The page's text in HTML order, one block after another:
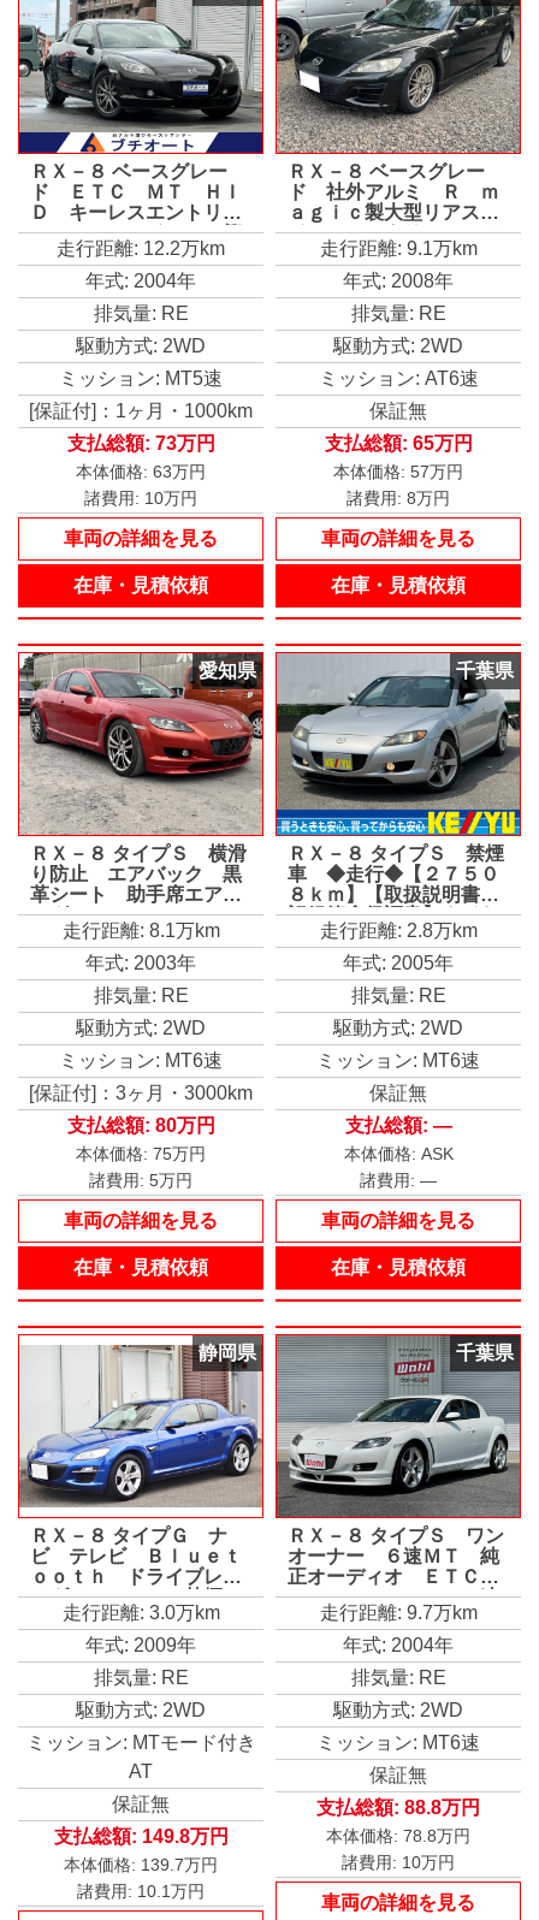
ＲＸ－８ ベースグレー
ド ＥＴＣ ＭＴ ＨＩ
Ｄ キーレスエントリ
ー アルミホイール 衝
突安全ボディ ＡＢＳ
ＥＳＣ ＣＤ ＭＤ カ
セット エアコン パワ
ーステアリング パワー
ウィンドウ
走行距離: 12.2万km
年式: 2004年
排気量: RE
駆動方式: 2WD
ミッション: MT5速
[保証付]：1ヶ月・1000km
支払総額: 73万円
本体価格: 63万円
諸費用: 10万円
車両の詳細を見る
在庫・見積依頼
ＲＸ－８ ベースグレー
ド 社外アルミ Ｒ ｍ
ａｇｉｃ製大型リアスポ
イラーロータリーエンジ
ン 社外ナビ 地デジＢ
ｌｕｅｔｏｏｔｈ
走行距離: 9.1万km
年式: 2008年
排気量: RE
駆動方式: 2WD
ミッション: AT6速
保証無
支払総額: 65万円
本体価格: 57万円
諸費用: 8万円
車両の詳細を見る
在庫・見積依頼
愛知県
ＲＸ－８ タイプＳ 横滑
り防止 エアバック 黒
革シート 助手席エアバ
ッグ ＡＡＣ ＰＳ Ｐ
Ｗ リモコンキー 衝突
安全ボディ ＡＢＳ ロ
－ダウン 寒冷地仕様車
走行距離: 8.1万km
年式: 2003年
排気量: RE
駆動方式: 2WD
ミッション: MT6速
[保証付]：3ヶ月・3000km
支払総額: 80万円
本体価格: 75万円
諸費用: 5万円
車両の詳細を見る
在庫・見積依頼
千葉県
ＲＸ－８ タイプＳ 禁煙
車 ◆走行◆【２７５０
８ｋｍ】【取扱説明書◆
記録簿◆保証書】タイヤ
【アドバンフレバ◆２２
５／４５／Ｒ１８】【カ
ロッツェリア７インチナ
ビ◆フルセグ】【ＨＩＤ
ライト◆フォグ】キーレ
スエントリー
走行距離: 2.8万km
年式: 2005年
排気量: RE
駆動方式: 2WD
ミッション: MT6速
保証無
支払総額: —
本体価格: ASK
諸費用: —
車両の詳細を見る
在庫・見積依頼
静岡県
ＲＸ－８ タイプＧ ナ
ビ テレビ Ｂｌｕｅｔ
ｏｏｔｈ ドライブレコ
ーダー ＥＴＣ 禁煙
車 オートライト オー
トワイパー オートエア
コン ＨＩＤライト メ
ンテナンスノートあり
記録簿 スペアアドバン
ストキーあり
走行距離: 3.0万km
年式: 2009年
排気量: RE
駆動方式: 2WD
ミッション: MTモード付き
AT
保証無
支払総額: 149.8万円
本体価格: 139.7万円
諸費用: 10.1万円
千葉県
ＲＸ－８ タイプＳ ワン
オーナー ６速ＭＴ 純
正オーディオ ＥＴＣ
ＢＯＳＥ Ｄｅｆｉ３連
メーター マツダスピー
ドエアロ ラジエター
オイルクーラー ＢＬＩ
ＴＺ車高調 マツダスピ
ードマフラー 純正１８
インチアルミホイール
走行距離: 9.7万km
年式: 2004年
排気量: RE
駆動方式: 2WD
ミッション: MT6速
保証無
支払総額: 88.8万円
本体価格: 78.8万円
諸費用: 10万円
車両の詳細を見る